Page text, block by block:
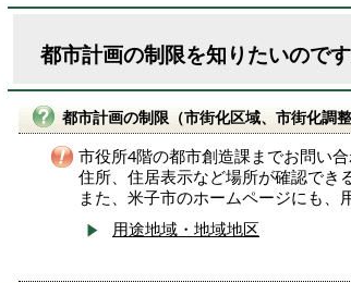
都市計画の制限を知りたいので
都市計画の制限（市街化区域、市街化調
市役所4階の都市創造課までお問い合
住所、住居表示など場所が確認でき
また、米子市のホームページにも、
用途地域・地域地区